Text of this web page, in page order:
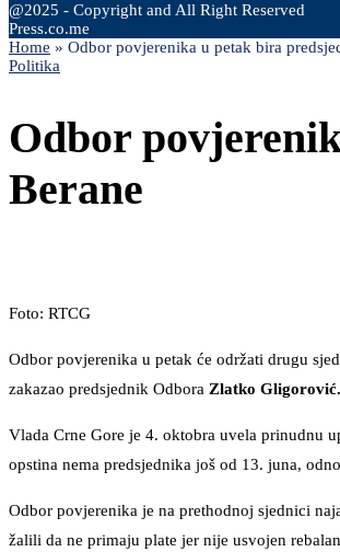
@2025 - Copyright and All Right Reserved
Press.co.me
Home » Odbor povjerenika u petak bira
Politika
Odbor
Berane
Foto: RTCG
Odbor povjerenika u petak će održati drugu
zakazao predsjednik Odbora Zlatko Gligorović.
Vlada Crne Gore je 4. oktobra uvela prinudnu
opstina nema predsjednika još od 13. juna,
Odbor povjerenika je na prethodnoj sjednici
žalili da ne primaju plate jer nije usvojen